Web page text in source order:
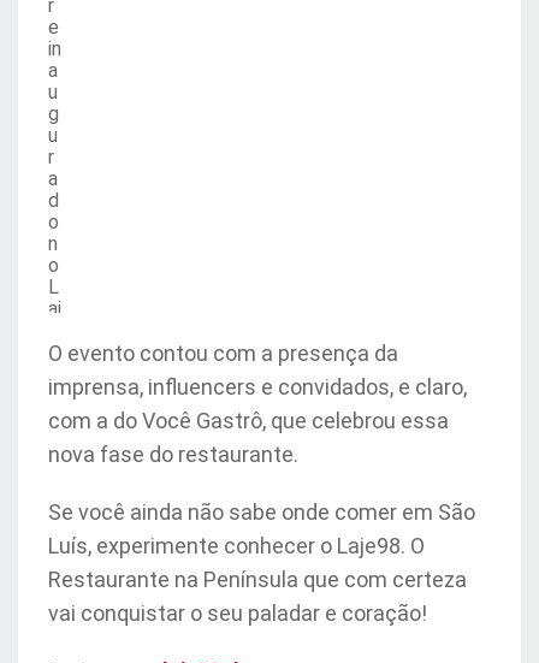
r
e
in
a
u
g
u
r
a
d
o
n
o
L
aj
9
O evento contou com a presença da
imprensa, influencers e convidados, e claro,
com a do Você Gastrô, que celebrou essa
nova fase do restaurante.
Se você ainda não sabe onde comer em São
Luís, experimente conhecer o Laje98. O
Restaurante na Península que com certeza
vai conquistar o seu paladar e coração!